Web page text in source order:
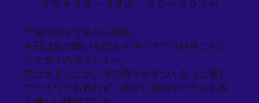
イサキ２３～３８匹 ２０～３０ｃｍ
下浦沖のイサキから開始。
今日は魚の喰いも型もイマイチで９時半ごろに
ハナダイのポイントへ。
型は出ましたが、水の濁りがきつくなった感じ
でカイワリも釣れず、掛かり損ねやバラシも多